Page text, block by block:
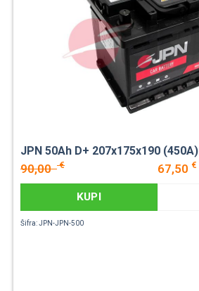
JPN 50Ah D+ 207x175x190 (450A)
90,00€ 67,50 €
KUPI
Šifra: JPN-JPN-500